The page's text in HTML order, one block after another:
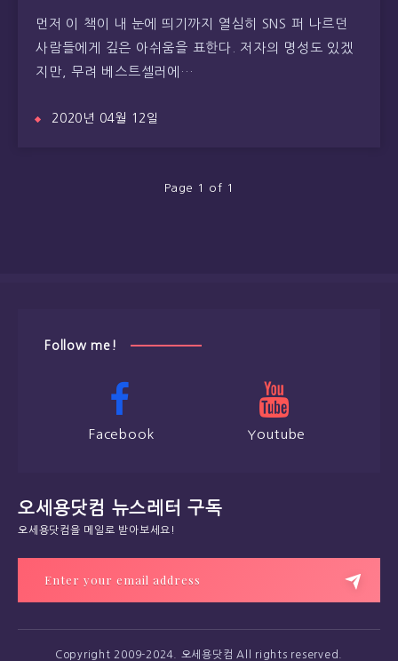
먼저 이 책이 내 눈에 띄기까지 열심히 SNS 퍼 나르던
사람들에게 깊은 아쉬움을 표한다. 저자의 명성도 있겠
지만, 무려 베스트셀러에…
2020년 04월 12일
Page 1 of 1
Follow me!
Facebook Youtube
오세용닷컴 뉴스레터 구독
오세용닷컴을 메일로 받아보세요!
Copyright 2009-2024. 오세용닷컴 All rights reserved.